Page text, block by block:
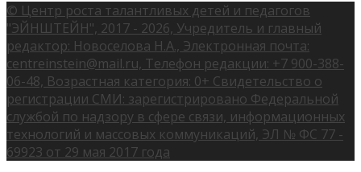
© Центр роста талантливых детей и педагогов
"ЭЙНШТЕЙН", 2017 - 2026, Учредитель и главный
редактор: Новоселова Н.А., Электронная почта:
centreinstein@mail.ru, Телефон редакции: +7 900-388-
06-48, Возрастная категория: 0+ Свидетельство о
регистрации СМИ: зарегистрировано Федеральной
службой по надзору в сфере связи, информационных
технологий и массовых коммуникаций, ЭЛ № ФС 77 -
69923 от 29 мая 2017 года